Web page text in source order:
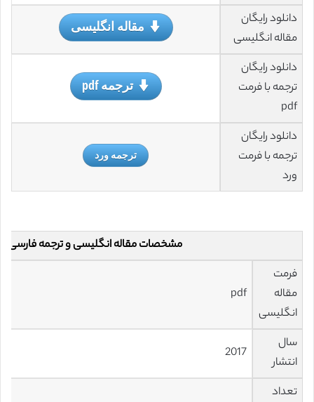
دانلود رایگان
مقاله انگلیسی
مقاله انگلیسی
دانلود رایگان
ترجمه با فرمت
pdf
ترجمه pdf
دانلود رایگان
ترجمه با فرمت
ورد
ترجمه ورد
مشخصات مقاله انگلیسی و ترجمه فارسی
فرمت
مقاله
انگلیسی
pdf
سال
انتشار
2017
تعداد